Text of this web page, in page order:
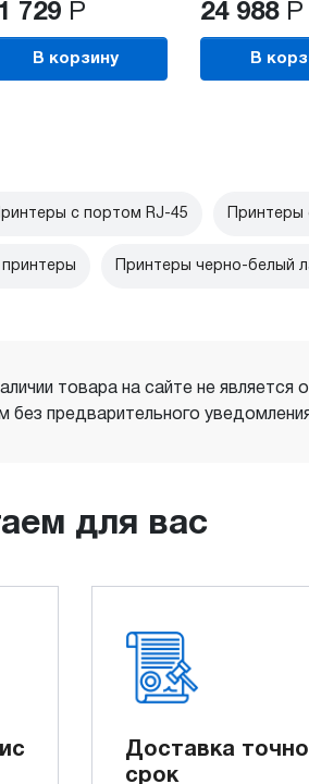
729 Р
В корзину
24 988 Р
В
с портом RJ-45
Принтеры черно-белый
товара на сайте не
предварительного
для вас
Доставка
срок